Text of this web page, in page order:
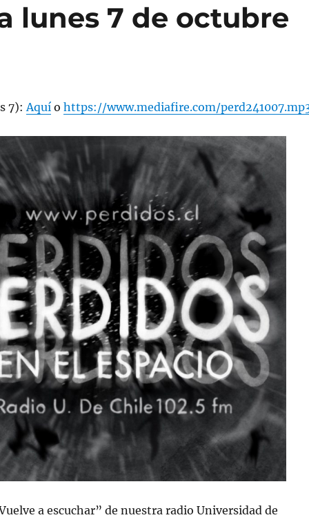
lunes 7 de octubre
7):Aquío https://www.mediafire.com/
a escuchar” de nuestra radio Universidad de